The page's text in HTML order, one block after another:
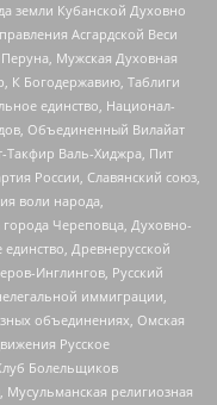
земли Кубанской Духовно
Асгардской Веси
Мужская Духовная
К Богодержавию, Таблиги
единство, Национал-
Объединенный Вилайат
Такфир Валь-Хиджра, Пит
России, Славянский союз,
воли народа,
Череповца, Духовно-
Древнерусской
Инглингов, Русский
иммиграции,
объединениях, Омская
Русское
Болельщиков
религиозная